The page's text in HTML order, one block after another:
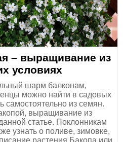
– выращивание из
условиях
шарм балконам,
можно найти в садовых
самостоятельно из семян.
выращивание из
статье. Поклонникам
узнать о поливе, зимовке,
растения Бакопа или